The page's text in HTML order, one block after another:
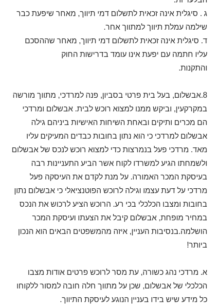
ג . סיגלית אינה זכאית לתשלום דמי תיווך, מאחר שיפעת כבר
שילמה עמלת תיווך למתווך אחר.
ד. סיגלית אינה זכאית לתשלום דמי תיווך, מאחר שההסכם
עליו חתמה עם יפעת אינו עומד בדרישות החוק
והתקנות.
8.אבשלום, בעל בית פרטי בסביון, פנה למרדכי, מתווך מורשה
במקרקעין, וביקש ממנו למצוא רוכש לבית. אבשלום ומרדכי
הם מכרים ותיקים ובאחת השיחות האישיות ביניהם גילה
אבשלום למרדכי כי הוא נתון בחובות כבדים המעיקים עליו
מאד. מרדכי פעל בנמרצות כדי למצוא רוכש לנכס של אבשלום
ולשמחתו הגיע למשרדו לקוח אשר הביע התעניינות רבה
בעיסקת המכר האמורה. על מנת לקדם את העיסקה פעל
מרדכי על דעת עצמו וגילה לרוכש הפוטנציאלי כי אבשלום נתון
בחובות ומצבו הכלכלי בכי רע. הרוכש הציע לרכוש את הנכס
במחיר מופחת, אבשלום קיבל את הצעתו ועיסקת המכר
הושלמה.בנסיבות העניין, איזה מהמשפטים הבאים הוא הנכון
ביותר!
א. מרדכי נהג כשורה, עת מסר לרוכש פרטים אודות מצבו
הכלכלי של אבשלום, שכן על מתווך חלה חובה למסור ללקוחו
כל מידע שיש בידו בעניין הנוגע לעיסקת התיווך.